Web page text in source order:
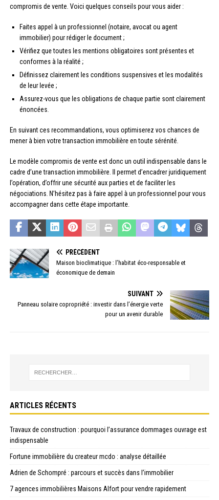
compromis de vente. Voici quelques conseils pour vous aider :
Faites appel à un professionnel (notaire, avocat ou agent
immobilier) pour rédiger le document ;
Vérifiez que toutes les mentions obligatoires sont présentes et
conformes à la réalité ;
Définissez clairement les conditions suspensives et les modalités
de leur levée ;
Assurez-vous que les obligations de chaque partie sont clairement
énoncées.
En suivant ces recommandations, vous optimiserez vos chances de
mener à bien votre transaction immobilière en toute sérénité.
Le modèle compromis de vente est donc un outil indispensable dans le
cadre d’une transaction immobilière. Il permet d’encadrer juridiquement
l’opération, d’offrir une sécurité aux parties et de faciliter les
négociations. N’hésitez pas à faire appel à un professionnel pour vous
accompagner dans cette étape importante.
PRÉCÉDENT
Maison bioclimatique : l’habitat éco-responsable et
économique de demain
SUIVANT
Panneau solaire copropriété : investir dans l’énergie verte
pour un avenir durable
ARTICLES RÉCENTS
Travaux de construction : pourquoi l’assurance dommages ouvrage est
indispensable
Fortune immobilière du createur mcdo : analyse détaillée
Adrien de Schompré : parcours et succès dans l’immobilier
7 agences immobilières Maisons Alfort pour vendre rapidement